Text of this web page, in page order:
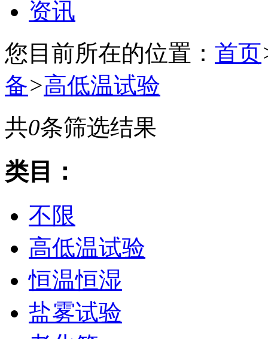
资讯
您目前所在的位置： 首页
备>高低温试验
共0条筛选结果
类目：
不限
高低温试验
恒温恒湿
盐雾试验